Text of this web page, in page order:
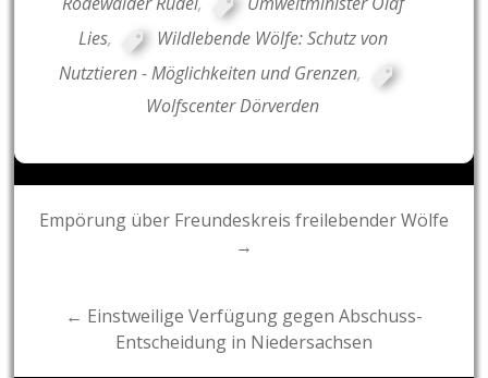
Lies,
Wildlebende Wölfe: Schutz von
Nutztieren - Möglichkeiten und Grenzen,
Wolfscenter Dörverden
Post
Empörung über Freundeskreis freilebender Wölfe
→
← Einstweilige Verfügung gegen Abschuss-
Entscheidung in Niedersachsen